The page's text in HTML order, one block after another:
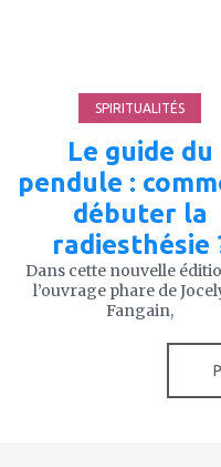
SPIRITUALITÉS
Le guide du
pendule :
débuter la
radiesthésie
Dans cette nouvelle
l’ouvrage phare de
Fangain,